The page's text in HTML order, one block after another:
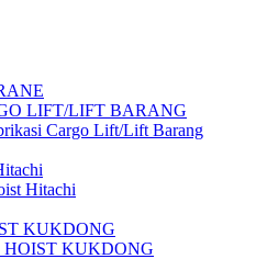
LIFT/LIFT BARANG
Cargo Lift/Lift Barang
Hitachi
KUKDONG
HOIST KUKDONG